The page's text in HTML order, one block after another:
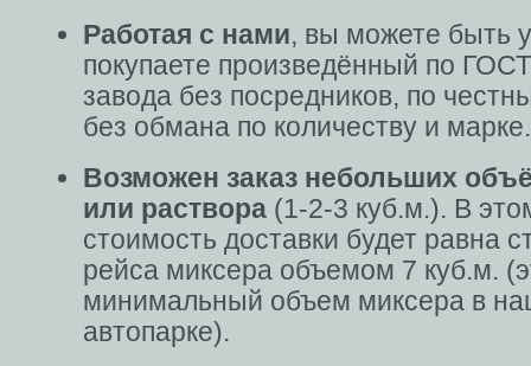
Работая с нами, вы можете быть
покупаете произведённый по
завода без посредников, по
без обмана по количеству и марке.
Возможен заказ небольших
или раствора (1-2-3 куб.м.). В
стоимость доставки будет равна
рейса миксера объемом 7 куб.м.
минимальный объем миксера в
автопарке).